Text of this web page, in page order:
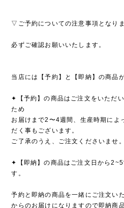
▽ご予約についての注意事項となり
必ずご確認お願いいたします。
当店には【予約】と【即納】の商品
✦【予約】の商品はご注文をいただ
ため
お届けまで2〜4週間、生産時期によ
だく事もございます。
ご了承のうえ、ご注文くださいませ。
✦【即納】の商品はご注文日から2~5
す。
予約と即納の商品を一緒にご注文い
からのお届けになりますので即納商